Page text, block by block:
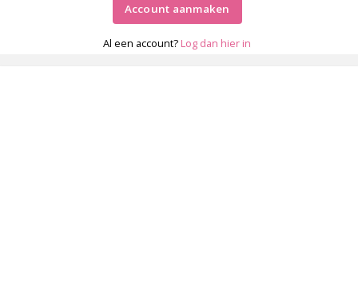
Account aanmaken
Al een account? Log dan hier in